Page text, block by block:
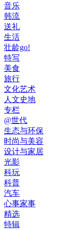
音乐
韩流
送礼
生活
壮龄go!
特写
美食
旅行
文化艺术
人文史地
专栏
@世代
生态与环保
时尚与美容
设计与家居
光影
科玩
科普
汽车
心事家事
精选
特辑